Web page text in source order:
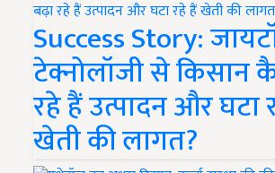
Success Story:
टेक्नोलॉजी से किसान
रहे हैं उत्पादन और घटा
खेती की लागत?